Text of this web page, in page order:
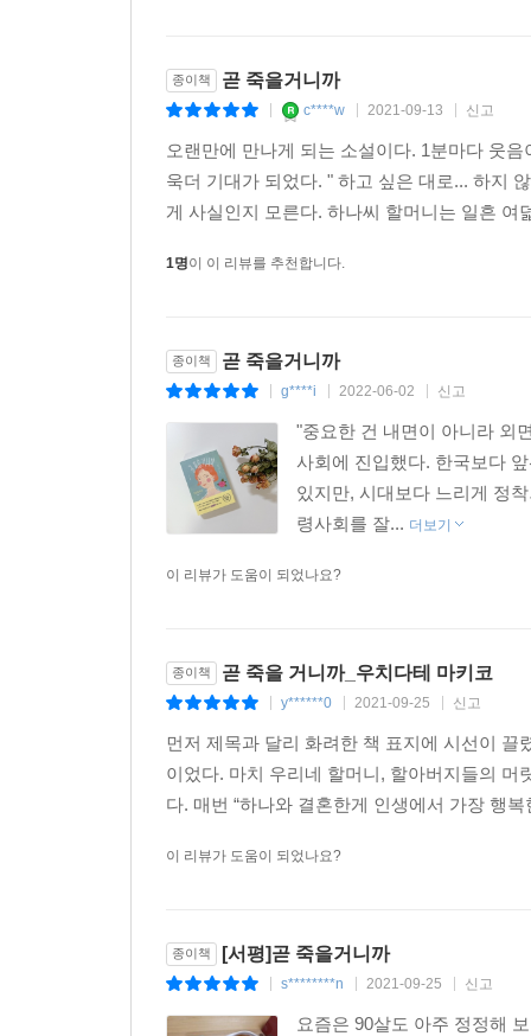
종이책 곧 죽을거니까
c****w 2021-09-13 신고
오랜만에 만나게 되는 소설이다. 1분마다 웃
욱더 기대가 되었다. " 하고 싶은 대로... 하지
게 사실인지 모른다. 하나씨 할머니는 일흔
1명이 이 리뷰를 추천합니다.
종이책 곧 죽을거니까
g****i 2022-06-02 신고
"중요한 건 내면이 아니라 외
사회에 진입했다. 한국보다
있지만, 시대보다 느리게 정
령사회를 잘... 더보기
이 리뷰가 도움이 되었나요?
종이책 곧 죽을 거니까_우치다테 마키코
y******0 2021-09-25 신고
먼저 제목과 달리 화려한 책 표지에 시선이
이었다. 마치 우리네 할머니, 할아버지들의
다. 매번 “하나와 결혼한게 인생에서 가장 행
이 리뷰가 도움이 되었나요?
종이책 [서평]곧 죽을거니까
s********n 2021-09-25 신고
요즘은 90살도 아주 정정해